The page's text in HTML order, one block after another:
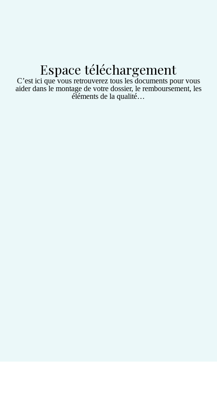
Espace téléchargement
C’est ici que vous retrouverez tous les documents pour vous
aider dans le montage de votre dossier, le remboursement, les
éléments de la qualité…